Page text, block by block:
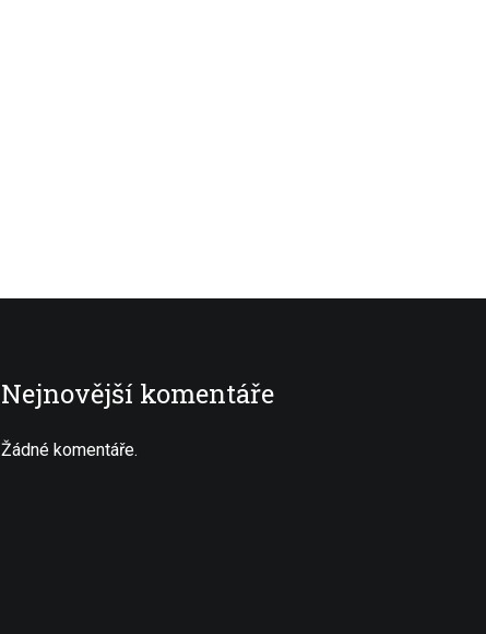
Nejnovější komentáře
Žádné komentáře.